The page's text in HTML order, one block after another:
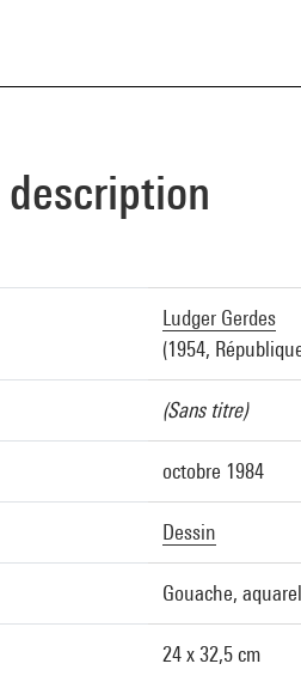
Ludger Gerdes
(1954,
(Sans titre)
octobre 1984
Dessin
Gouache,
24 x 32,5 cm